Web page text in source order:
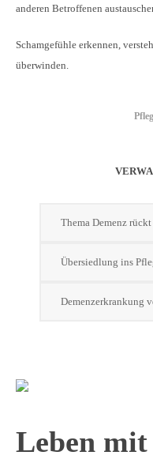
anderen Betroffenen
Schamgefühle erkennen,
überwinden.
Thema Demenz
Übersiedlung ins
Demenzerkrankung
Leben mit